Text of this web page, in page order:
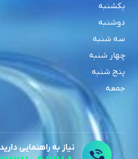
یکشنبه
دوشنبه
سه شنبه
چهار شنبه
پنج شنبه
جمعه
نیاز به راهنمایی دارید؟